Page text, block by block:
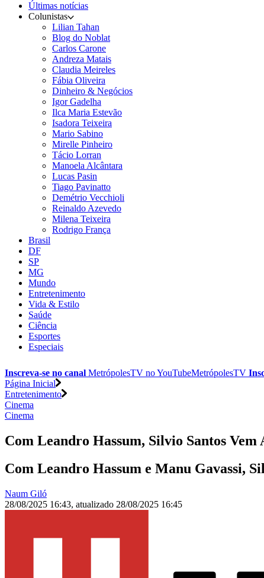
Últimas notícias
Colunistas
Lilian Tahan
Blog do Noblat
Carlos Carone
Andreza Matais
Claudia Meireles
Fábia Oliveira
Dinheiro & Negócios
Igor Gadelha
Ilca Maria Estevão
Isadora Teixeira
Mario Sabino
Mirelle Pinheiro
Tácio Lorran
Manoela Alcântara
Lucas Pasin
Tiago Pavinatto
Demétrio Vecchioli
Reinaldo Azevedo
Milena Teixeira
Rodrigo França
Brasil
DF
SP
MG
Mundo
Entretenimento
Vida & Estilo
Saúde
Ciência
Esportes
Especiais
Inscreva-se no canal MetrópolesTV noYouTubeMetrópolesTV
Página Inicial
Entretenimento
Cinema
Cinema
Com Leandro Hassum, Silvio Santos
Com Leandro Hassum e Manu Gavassi,
Naum Giló
28/08/2025 16:43, atualizado 28/08/2025 16:45